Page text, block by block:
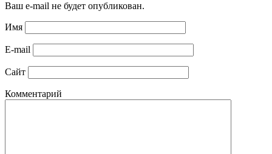
Ваш e-mail не будет опубликован.
Имя
E-mail
Сайт
Комментарий